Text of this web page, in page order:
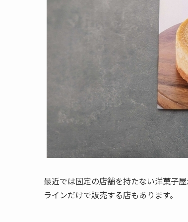
最近では固定の店舗を持たない洋菓子
ラインだけで販売する店もあります。